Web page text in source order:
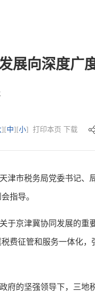
展向深度广
][中][小] 打印本页 下载
市税务局党委书记、
指导。
京津冀协同发展的重
费征管和服务一体化，
的坚强领导下，三地